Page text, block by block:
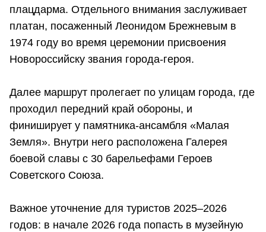
плацдарма. Отдельного внимания заслуживает
платан, посаженный Леонидом Брежневым в
1974 году во время церемонии присвоения
Новороссийску звания города-героя.
Далее маршрут пролегает по улицам города, где
проходил передний край обороны, и
финиширует у памятника-ансамбля «Малая
Земля». Внутри него расположена Галерея
боевой славы с 30 барельефами Героев
Советского Союза.
Важное уточнение для туристов 2025–2026
годов: в начале 2026 года попасть в музейную